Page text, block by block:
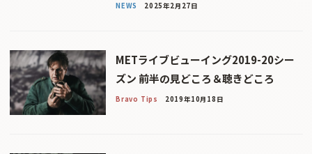
NEWS 2025年2月27日
METライブビューイング2019-20シー
ズン 前半の見どころ＆聴きどころ
Bravo Tips 2019年10月18日